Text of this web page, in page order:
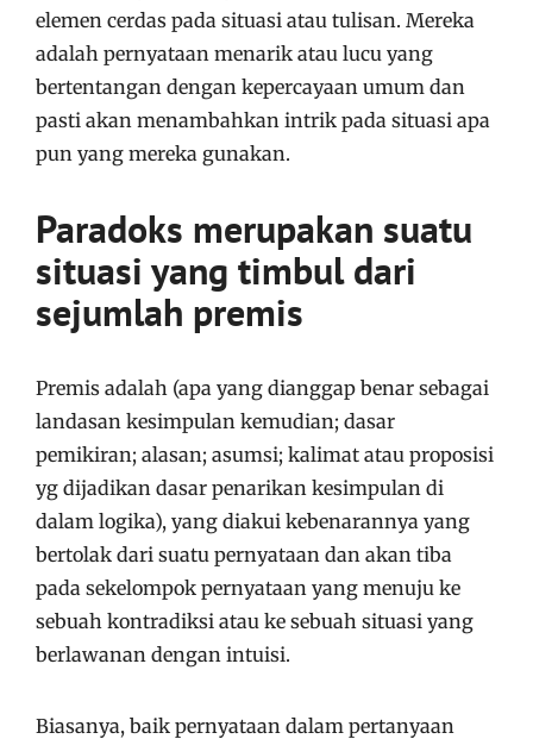
elemen cerdas pada situasi atau tulisan. Mereka
adalah pernyataan menarik atau lucu yang
bertentangan dengan kepercayaan umum dan
pasti akan menambahkan intrik pada situasi apa
pun yang mereka gunakan.
Paradoks merupakan suatu
situasi yang timbul dari
sejumlah premis
Premis adalah (apa yang dianggap benar sebagai
landasan kesimpulan kemudian; dasar
pemikiran; alasan; asumsi; kalimat atau proposisi
yg dijadikan dasar penarikan kesimpulan di
dalam logika), yang diakui kebenarannya yang
bertolak dari suatu pernyataan dan akan tiba
pada sekelompok pernyataan yang menuju ke
sebuah kontradiksi atau ke sebuah situasi yang
berlawanan dengan intuisi.
Biasanya, baik pernyataan dalam pertanyaan